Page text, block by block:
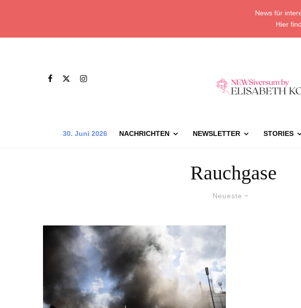
News für
Hier
30. Juni 2026 NACHRICHTEN NEWSLETTER STORIES
Rauchgase
Neueste